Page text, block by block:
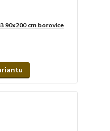
90x200 cm borovice